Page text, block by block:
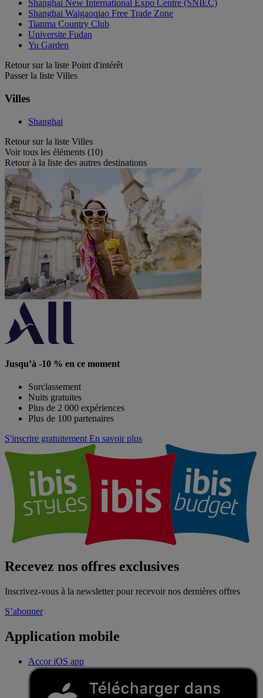
Shanghai New International Expo Centre (SNIEC)
Shanghai Waigaoqiao Free Trade Zone
Tianma Country Club
Universite Fudan
Yu Garden
Retour sur la liste Point d'intérêt
Passer la liste Villes
Villes
Shanghai
Retour sur la liste Villes
Voir tous les éléments (10)
Retour à la liste des autres destinations
Jusqu’à -10 % en ce moment
Surclassement
Nuits gratuites
Plus de 2 000 expériences
Plus de 100 partenaires
S'inscrire gratuitement En savoir plus
Recevez nos offres exclusives
Inscrivez-vous à la newsletter pour recevoir nos dernières offres
S’abonner
Application mobile
Accor iOS app